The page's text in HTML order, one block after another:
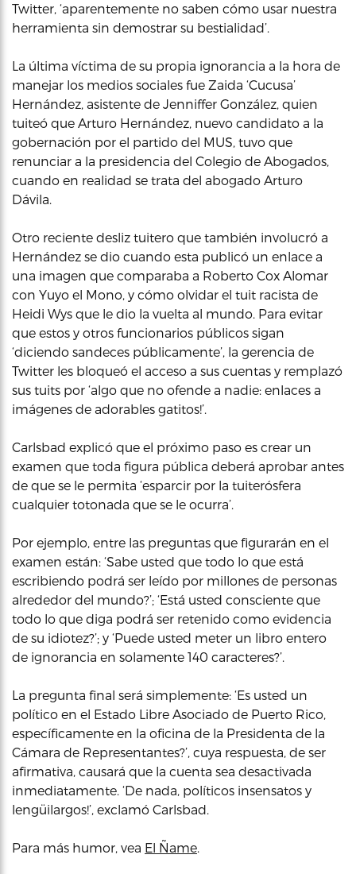
Twitter, ‘aparentemente no saben cómo usar nuestra
herramienta sin demostrar su bestialidad’.
La última víctima de su propia ignorancia a la hora de
manejar los medios sociales fue Zaida ‘Cucusa’
Hernández, asistente de Jenniffer González, quien
tuiteó que Arturo Hernández, nuevo candidato a la
gobernación por el partido del MUS, tuvo que
renunciar a la presidencia del Colegio de Abogados,
cuando en realidad se trata del abogado Arturo
Dávila.
Otro reciente desliz tuitero que también involucró a
Hernández se dio cuando esta publicó un enlace a
una imagen que comparaba a Roberto Cox Alomar
con Yuyo el Mono, y cómo olvidar el tuit racista de
Heidi Wys que le dio la vuelta al mundo. Para evitar
que estos y otros funcionarios públicos sigan
‘diciendo sandeces públicamente’, la gerencia de
Twitter les bloqueó el acceso a sus cuentas y remplazó
sus tuits por ‘algo que no ofende a nadie: enlaces a
imágenes de adorables gatitos!’.
Carlsbad explicó que el próximo paso es crear un
examen que toda figura pública deberá aprobar antes
de que se le permita ‘esparcir por la tuiterósfera
cualquier totonada que se le ocurra’.
Por ejemplo, entre las preguntas que figurarán en el
examen están: ‘Sabe usted que todo lo que está
escribiendo podrá ser leído por millones de personas
alrededor del mundo?’; ‘Está usted consciente que
todo lo que diga podrá ser retenido como evidencia
de su idiotez?’; y ‘Puede usted meter un libro entero
de ignorancia en solamente 140 caracteres?’.
La pregunta final será simplemente: ‘Es usted un
político en el Estado Libre Asociado de Puerto Rico,
específicamente en la oficina de la Presidenta de la
Cámara de Representantes?’, cuya respuesta, de ser
afirmativa, causará que la cuenta sea desactivada
inmediatamente. ‘De nada, políticos insensatos y
lengüilargos!’, exclamó Carlsbad.
Para más humor, vea El Ñame.